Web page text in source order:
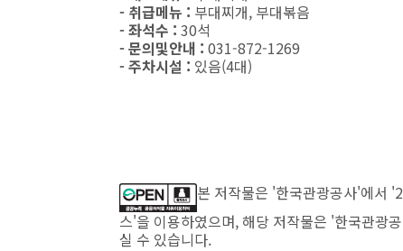
- 취급메뉴 : 부대찌개, 부대볶음
- 좌석수 : 30석
- 문의및안내 : 031-872-1269
- 주차시설 : 있음(4대)
본 저작물은 '한국관광공사'에서
스'을 이용하였으며, 해당 저작물은 '한국관
실 수 있습니다.